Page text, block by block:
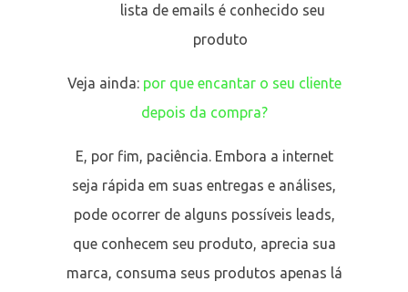
lista de emails é conhecido seu
produto
Veja ainda: por que encantar o seu cliente
depois da compra?
E, por fim, paciência. Embora a internet
seja rápida em suas entregas e análises,
pode ocorrer de alguns possíveis leads,
que conhecem seu produto, aprecia sua
marca, consuma seus produtos apenas lá